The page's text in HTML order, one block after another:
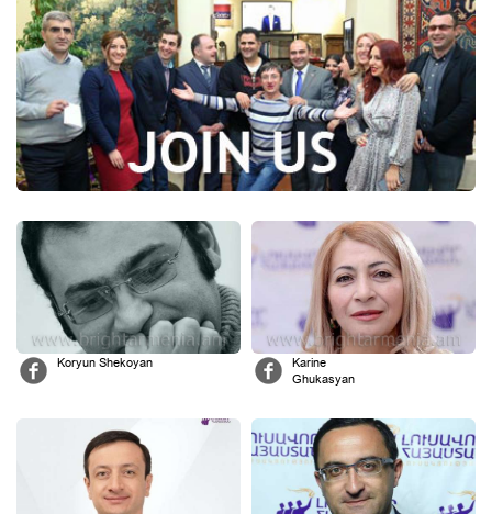
Koryun Shekoyan
Karine
Ghukasyan